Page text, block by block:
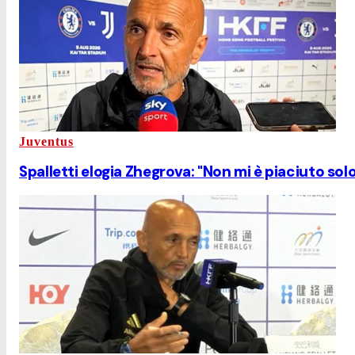
Juventus
Spalletti elogia Zhegrova: "Non mi è piaciuto